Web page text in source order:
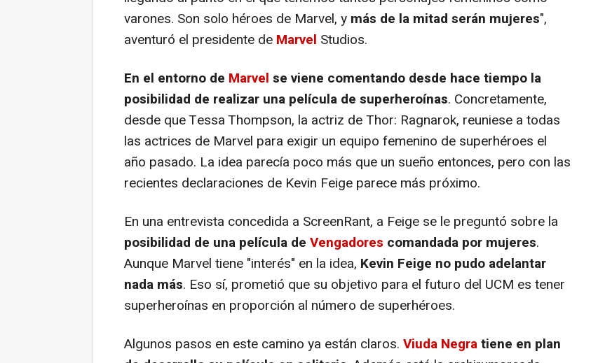
varones. Son solo héroes de Marvel, y más de la mitad serán mujeres",
aventuró el presidente de Marvel Studios.
En el entorno de Marvel se viene comentando desde hace tiempo la
posibilidad de realizar una película de superheroínas. Concretamente,
desde que Tessa Thompson, la actriz deThor: Ragnarok, reuniese a todas
las actrices de Marvel para exigir un equipo femenino de superhéroes el
año pasado. La idea parecía poco más que un sueño entonces, pero con las
recientes declaraciones de Kevin Feige parece más próximo.
En una entrevista concedida a ScreenRant, a Feige se le preguntó sobre la
posibilidad de una película de Vengadores comandada por mujeres.
Aunque Marvel tiene "interés" en la idea, Kevin Feige no pudo adelantar
nada más. Eso sí, prometió que su objetivo para el futuro del UCM es tener
superheroínas en proporción al número de superhéroes.
Algunos pasos en este camino ya están claros. Viuda Negratiene en plan